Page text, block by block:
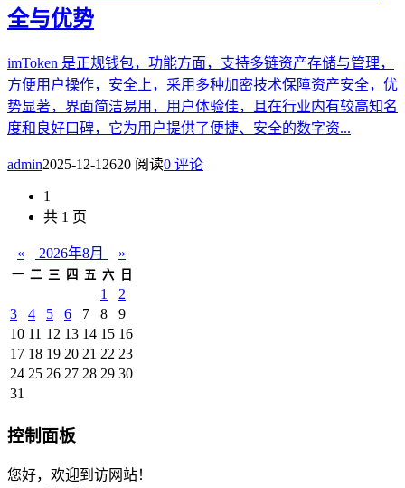
全与优势
imToken 是正规钱包，功能方面，支持多链资产存储与管理，
方便用户操作，安全上，采用多种加密技术保障资产安全，优
势显著，界面简洁易用，用户体验佳，且在行业内有较高知名
度和良好口碑，它为用户提供了便捷、安全的数字资...
admin2025-12-12620 阅读0 评论
1
共 1 页
« 2026年8月 »
一 二 三 四 五 六 日
1
2
3
4 5 6 7 8
9
10 11 12 13 14 15 16
17 18 19 20 21 22 23
24 25 26 27 28 29 30
31
控制面板
您好，欢迎到访网站！